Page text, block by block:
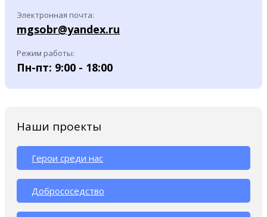
Электронная почта:
mgsobr@yandex.ru
Режим работы:
Пн-пт: 9:00 - 18:00
Наши проекты
Герои среди нас
Добрососедство